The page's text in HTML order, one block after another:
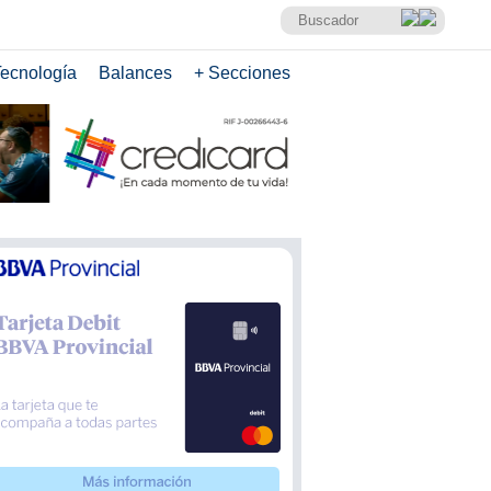
Balances + Secciones